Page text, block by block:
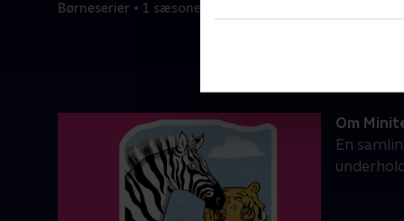
Børneserier • 1 sæsoner
Om
En